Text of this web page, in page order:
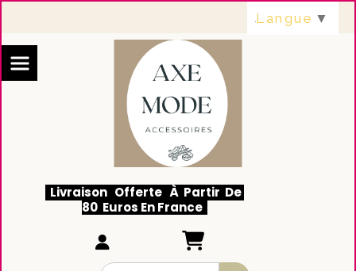
Livraison Offerte À Partir De
80 Euros En France
Langue ▼
Panneau de gestion des cookies